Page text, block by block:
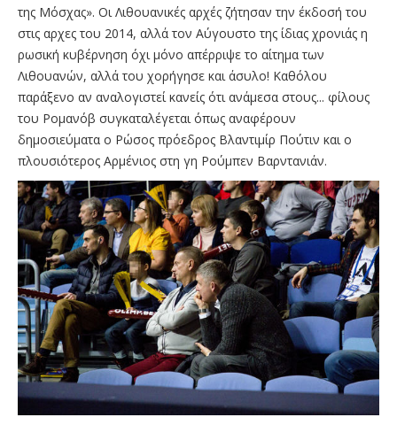
της Μόσχας». Οι Λιθουανικές αρχές ζήτησαν την έκδοσή του
στις αρχες του 2014, αλλά τον Αύγουστο της ίδιας χρονιάς η
ρωσική κυβέρνηση όχι μόνο απέρριψε το αίτημα των
Λιθουανών, αλλά του χορήγησε και άσυλο! Καθόλου
παράξενο αν αναλογιστεί κανείς ότι ανάμεσα στους... φίλους
του Ρομανόβ συγκαταλέγεται όπως αναφέρουν
δημοσιεύματα ο Ρώσος πρόεδρος Βλαντιμίρ Πούτιν και ο
πλουσιότερος Αρμένιος στη γη Ρούμπεν Βαρντανιάν.